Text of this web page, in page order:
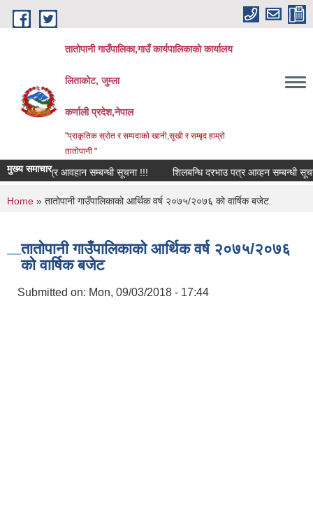
Skip to main content
तातोपानी गाउँपालिका,गाउँ कार्यपालिकाको कार्यालय
लिताकोट, जुम्ला
कर्णाली प्रदेश,नेपाल
"प्राकृतिक स्रोत र सम्पदाको खानी,सुखी र सम्बृद हाम्रो
तातोपानी "
मुख्य समाचार
पत्र आवहान सम्बन्धी सूचना !!! शिलबन्धि दरभाउ पत्र आव्हन सम्बन्धी सूचना !!!
You are here
Home » तातोपानी गाउँपालिकाको आर्थिक वर्ष २०७५/२०७६ को वार्षिक बजेट
तातोपानी गाउँपालिकाको आर्थिक वर्ष २०७५/२०७६
को वार्षिक बजेट
Submitted on: Mon, 09/03/2018 - 17:44